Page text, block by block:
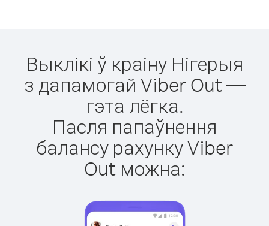
Выклікі ў краіну Нігерыя
з дапамогай Viber Out —
гэта лёгка.
Пасля папаўнення
балансу рахунку Viber
Out можна: